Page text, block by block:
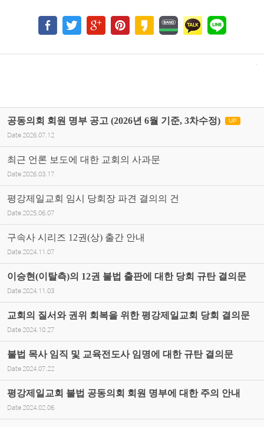
공동의회 회원 명부 공고 (2026년 6월 기준, 3차수정) UP
Date 2026.07.12
최근 언론 보도에 대한 교회의 사과문
Date 2026.03.17
평강제일교회 임시 당회장 파견 결의의 건
Date 2025.06.07
구속사 시리즈 12권(상) 출간 안내
Date 2024.11.07
이승현(이탈측)의 12권 불법 출판에 대한 당회 규탄 결의문
Date 2024.11.03
교회의 질서와 권위 회복을 위한 평강제일교회 당회 결의문
Date 2024.10.27
불법 목사 임직 및 교육전도사 임명에 대한 규탄 결의문
Date 2024.07.22
평강제일교회 불법 공동의회 회원 명부에 대한 주의 안내
Date 2024.02.06